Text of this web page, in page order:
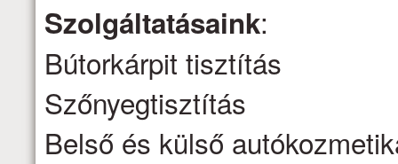
Szolgáltatásaink:
Bútorkárpit tisztítás
Szőnyegtisztítás
Belső és külső